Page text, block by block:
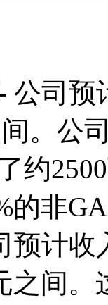
公司预
。公
约
的非
预计收
之间